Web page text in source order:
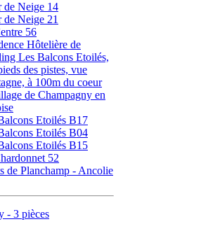
de Neige 14
de Neige 21
56
Hôtelière de
Les Balcons Etoilés,
des pistes, vue
à 100m du coeur
de Champagny en
Etoilés B17
Etoilés B04
Etoilés B15
52
de Planchamp - Ancolie
- 3 pièces